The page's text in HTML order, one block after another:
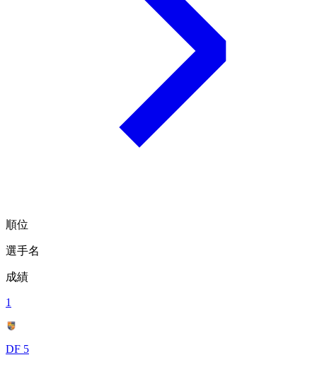
順位
選手名
成績
1
DF 5